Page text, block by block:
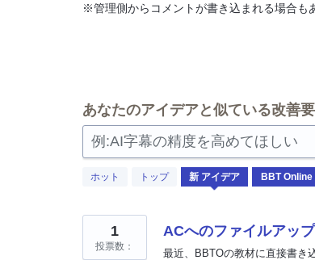
※管理側からコメントが書き込まれる場合も
あなたのアイデアと似ている改善
例:AI字幕の精度を高めてほしい
ホット トップ 新 アイデア
見
っ
ACへのファイルアッ
最近、BBTOの教材に直接書き
1
投票数：